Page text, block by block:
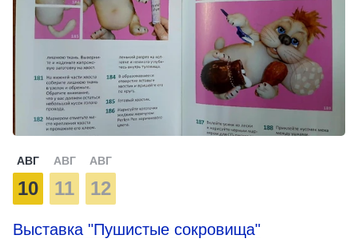
АВГ
10
АВГ
11
АВГ
12
Выставка "Пушистые сокровища"